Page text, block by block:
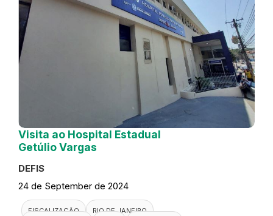
Visita ao Hospital Estadual
Getúlio Vargas
DEFIS
24 de September de 2024
FISCALIZAÇÃO
RIO DE JANEIRO